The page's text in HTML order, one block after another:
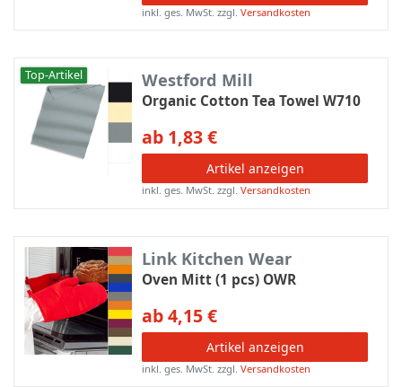
inkl. ges. MwSt. zzgl.Versandkosten
Top-Artikel Westford Mill
Organic Cotton Tea Towel W710
ab 1,83 €
Artikel anzeigen
inkl. ges. MwSt. zzgl.Versandkosten
Link Kitchen Wear
Oven Mitt (1 pcs) OWR
ab 4,15 €
Artikel anzeigen
inkl. ges. MwSt. zzgl.Versandkosten